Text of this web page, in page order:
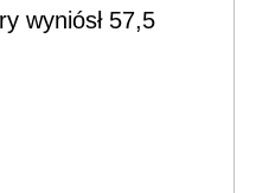
wyniósł 57,5